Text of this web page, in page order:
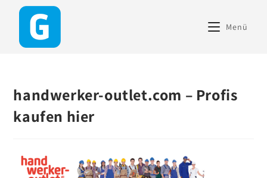
content
Menü
handwerker-outlet.com – Profis
kaufen hier